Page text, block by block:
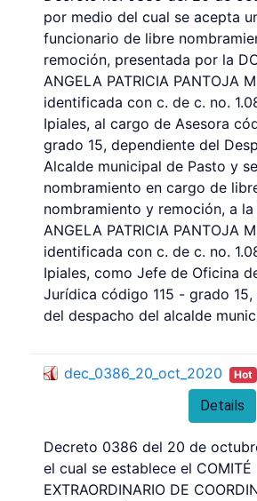
por medio del cual se acepta
funcionario de libre
remoción, presentada por la
ANGELA PATRICIA PANTOJA
identificada con c. de c. no.
Ipiales, al cargo de Asesora
grado 15, dependiente del
Alcalde municipal de Pasto y
nombramiento en cargo de
nombramiento y remoción, a la
ANGELA PATRICIA PANTOJA
identificada con c. de c. no.
Ipiales, como Jefe de Oficina
Jurídica código 115 - grado
del despacho del alcalde
dec_0386_20_oct_2020 Hot
Details
Decreto 0386 del 20 de
el cual se establece el COMITÉ
EXTRAORDINARIO DE